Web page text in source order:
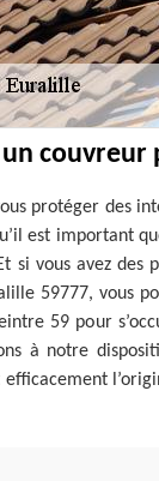
couvreur
protéger des
est important
si vous avez des
59777, vous
59 pour
à notre